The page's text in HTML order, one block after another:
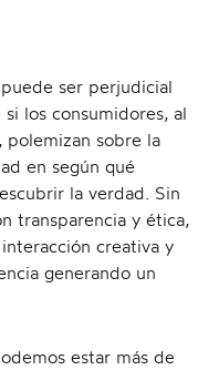
ser perjudicial
los consumidores, al
polemizan sobre la
en según qué
la verdad. Sin
transparencia y ética,
creativa y
generando un
estar más de